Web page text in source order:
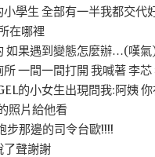
學生 全部有一半我都交代
在哪裡
如果遇到變態怎麼辦…(嘆氣
一間一間打開 我喊著 李芯
的小女生出現問我:阿姨 你
照片給他看
步那邊的司令台歐!!!!
了聲謝謝